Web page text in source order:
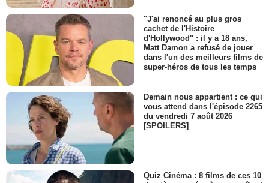
"J'ai renoncé au plus gros
cachet de l'Histoire
d'Hollywood" : il y a 18 ans,
Matt Damon a refusé de jouer
dans l'un des meilleurs films de
super-héros de tous les temps
Demain nous appartient : ce qui
vous attend dans l'épisode 2265
du vendredi 7 août 2026
[SPOILERS]
Quiz Cinéma : 8 films de ces 10